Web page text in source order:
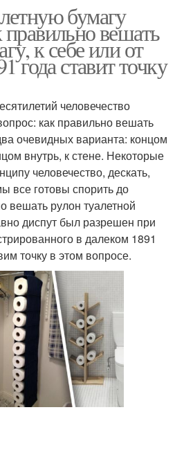
бумагу
вешать
к себе или от
года ставит точку
человечество
как правильно вешать
очевидных варианта: концом
внутрь, к стене. Некоторые
человечество, дескать,
все готовы спорить до
вешать рулон туалетной
диспут был разрешен при
в далеком 1891
точку в этом вопросе.